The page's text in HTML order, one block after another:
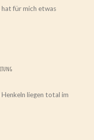
für mich etwas
liegen total im